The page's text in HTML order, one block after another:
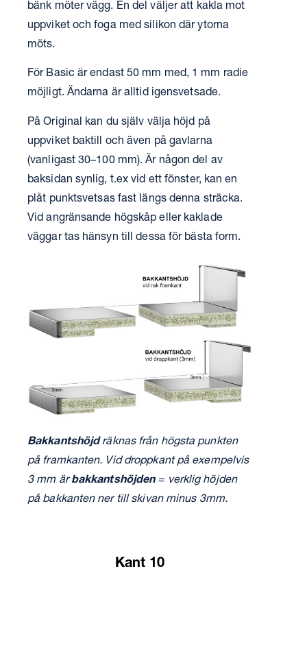
bänk möter vägg. En del väljer att kakla mot
uppviket och foga med silikon där ytorna
möts.
För Basic är endast 50 mm med, 1 mm radie
möjligt. Ändarna är alltid igensvetsade.
På Original kan du själv välja höjd på
uppviket baktill och även på gavlarna
(vanligast 30–100 mm). Är någon del av
baksidan synlig, t.ex vid ett fönster, kan en
plåt punktsvetsas fast längs denna sträcka.
Vid angränsande högskåp eller kaklade
väggar tas hänsyn till dessa för bästa form.
Bakkantshöjdräknas från högsta punkten
på framkanten. Vid droppkant på exempelvis
3 mm ärbakkantshöjden= verklig höjden
på bakkanten ner till skivan minus 3mm.
Kant 10